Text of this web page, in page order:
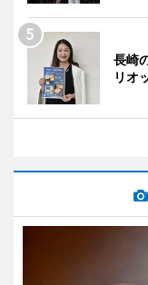
長崎
リオ